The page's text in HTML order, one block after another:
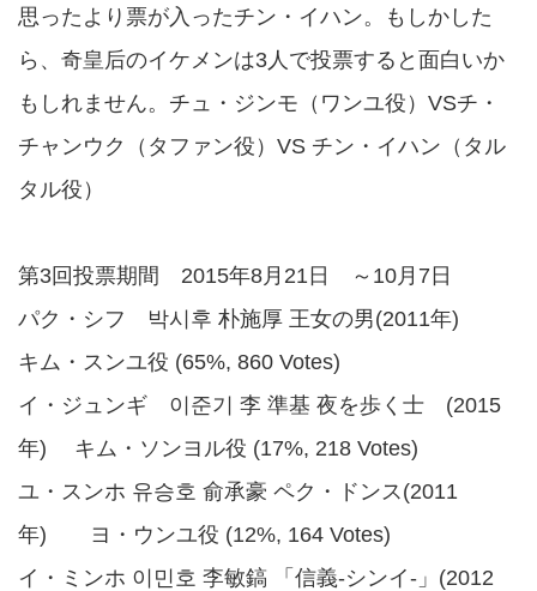
思ったより票が入ったチン・イハン。もしかした
ら、奇皇后のイケメンは3人で投票すると面白いか
もしれません。チュ・ジンモ（ワンユ役）VSチ・
チャンウク（タファン役）VS チン・イハン（タル
タル役）
第3回投票期間 2015年8月21日 ～10月7日
パク・シフ 박시후 朴施厚 王女の男(2011年)
キム・スンユ役 (65%, 860 Votes)
イ・ジュンギ 이준기 李 準基 夜を歩く士 (2015
年) キム・ソンヨル役 (17%, 218 Votes)
ユ・スンホ 유승호 俞承豪 ペク・ドンス(2011
年) ヨ・ウンユ役 (12%, 164 Votes)
イ・ミンホ 이민호 李敏鎬 「信義-シンイ-」(2012